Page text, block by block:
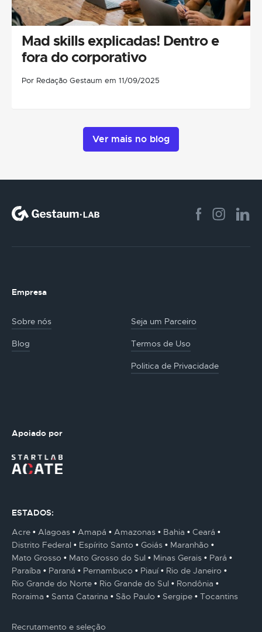
Mad skills explicadas! Dentro e
fora do corporativo
Por Redação Gestaum em 11/09/2025
Ver mais no blog
Empresa
Sobre nós Seja um Parceiro
Blog Termos de Uso
Politica de Privacidade
Apoiado por
ESTADOS:
Acre
Alagoas Amapá Amazonas Bahia
Ceará
Distrito Federal
Espírito Santo Goiás
Maranhão
Mato Grosso
Mato Grosso do Sul Minas Gerais
Pará
Paraíba
Paraná Pernambuco Piauí
Rio de Janeiro
Rio Grande do Norte
Rio Grande do Sul
Rondônia
Roraima
Santa Catarina São Paulo Sergipe Tocantins
Recrutamento e seleção